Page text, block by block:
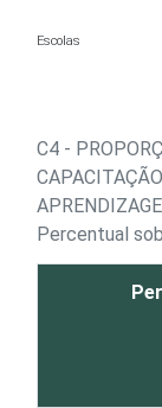
Escolas
C4 -
Percentual